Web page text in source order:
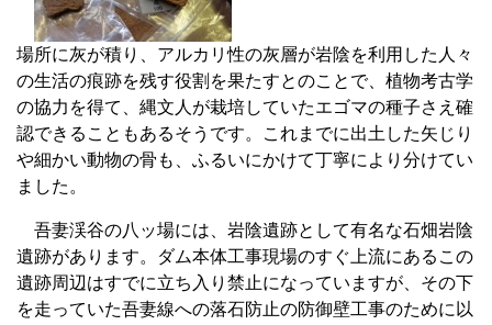
場所に灰が積り、アルカリ性の灰層が岩陰を利用した人々
の生活の痕跡を残す役割を果たすとのことで、植物考古学
の協力を得て、縄文人が栽培していたエゴマの種子さえ確
認できることもあるそうです。これまでに出土した矢じり
や細かい動物の骨も、ふるいにかけて丁寧により分けてい
ました。
吾妻渓谷の八ッ場には、岩陰遺跡として有名な石畑岩陰
遺跡があります。ダム本体工事現場のすぐ上流にあるこの
遺跡周辺はすでに立ち入り禁止になっていますが、その下
を走っていた吾妻線への落石防止の防御壁工事のために以